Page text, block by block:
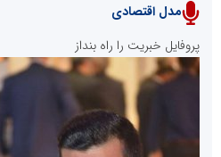
پایگاه خبری نهضت ملی مسکن
مدل اقتصادی
پروفایل خبریت را راه بنداز